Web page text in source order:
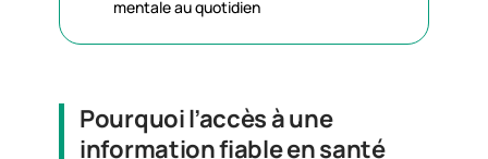
mentale au quotidien
Pourquoi l’accès à une
information fiable en santé